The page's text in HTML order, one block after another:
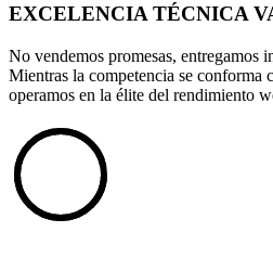
EXCELENCIA TÉCNICA
No vendemos promesas, entregamos
Mientras la competencia se conforma
operamos en la élite del rendimiento